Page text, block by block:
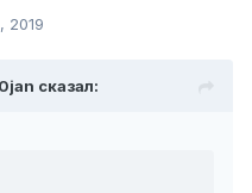
2019
сказал: